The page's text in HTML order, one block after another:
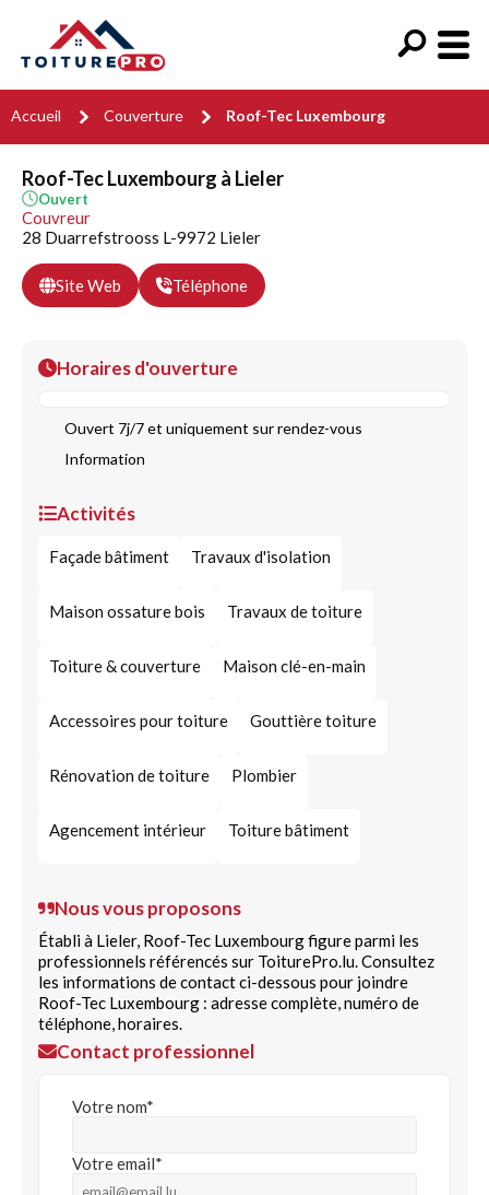
Accueil Couverture Roof-Tec Luxembourg
Roof-Tec Luxembourg à Lieler
Ouvert
Couvreur
28 Duarrefstrooss L-9972 Lieler
Site Web Téléphone
Horaires d'ouverture
Ouvert 7j/7 et uniquement sur rendez-vous
Information
Activités
Façade bâtiment Travaux d'isolation
Maison ossature bois Travaux de toiture
Toiture & couverture Maison clé-en-main
Accessoires pour toiture Gouttière toiture
Rénovation de toiture Plombier
Agencement intérieur Toiture bâtiment
Nous vous proposons
Établi à Lieler, Roof-Tec Luxembourg figure parmi les
professionnels référencés sur ToiturePro.lu. Consultez
les informations de contact ci-dessous pour joindre
Roof-Tec Luxembourg : adresse complète, numéro de
téléphone, horaires.
Contact professionnel
Votre nom*
Votre email*